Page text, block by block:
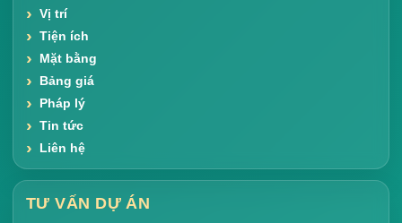
Vị trí
Tiện ích
Mặt bằng
Bảng giá
Pháp lý
Tin tức
Liên hệ
TƯ VẤN DỰ ÁN